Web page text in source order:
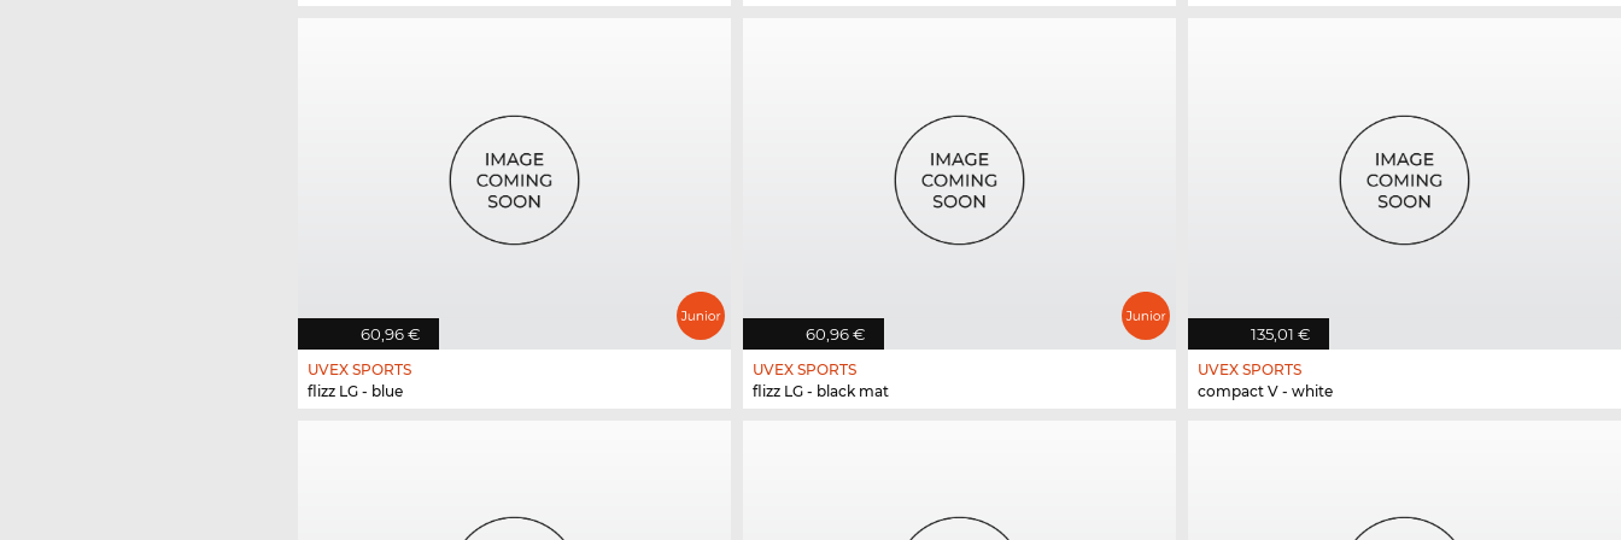
60,96 €
UVEX SPORTS
flizz LG - blue
60,96 €
UVEX SPORTS
flizz LG - black mat
135,01 €
UVEX SPORTS
compact V - white